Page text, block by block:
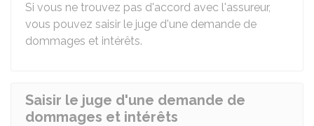
Si vous ne trouvez pas d'accord avec l'assureur,
vous pouvez saisir le juge d'une demande de
dommages et intérêts.
Saisir le juge d'une demande de
dommages et intérêts